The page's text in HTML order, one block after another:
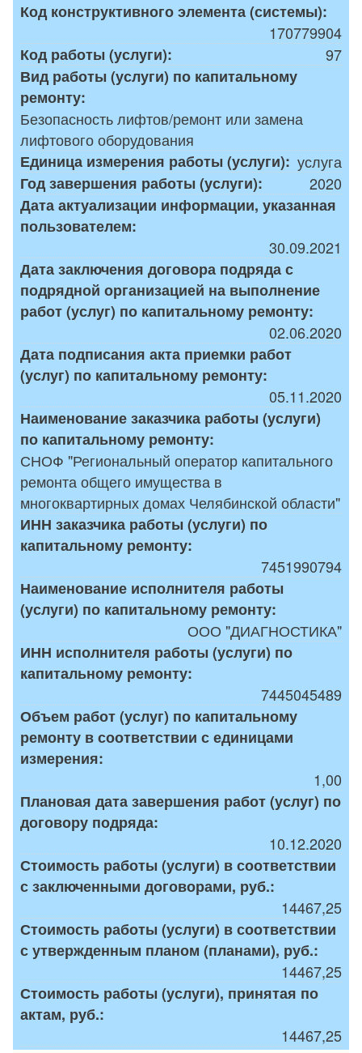
Код конструктивного элемента (системы):
170779904
Код работы (услуги):
97
Вид работы (услуги) по капитальному
ремонту:
Безопасность лифтов/ремонт или замена
лифтового оборудования
Единица измерения работы (услуги): услуга
Год завершения работы (услуги):
2020
Дата актуализации информации, указанная
пользователем:
30.09.2021
Дата заключения договора подряда с
подрядной организацией на выполнение
работ (услуг) по капитальному ремонту:
02.06.2020
Дата подписания акта приемки работ
(услуг) по капитальному ремонту:
05.11.2020
Наименование заказчика работы (услуги)
по капитальному ремонту:
СНОФ "Региональный оператор капитального
ремонта общего имущества в
многоквартирных домах Челябинской области"
ИНН заказчика работы (услуги) по
капитальному ремонту:
7451990794
Наименование исполнителя работы
(услуги) по капитальному ремонту:
ООО "ДИАГНОСТИКА"
ИНН исполнителя работы (услуги) по
капитальному ремонту:
7445045489
Объем работ (услуг) по капитальному
ремонту в соответствии с единицами
измерения:
1,00
Плановая дата завершения работ (услуг) по
договору подряда:
10.12.2020
Стоимость работы (услуги) в соответствии
с заключенными договорами, руб.:
14467,25
Стоимость работы (услуги) в соответствии
с утвержденным планом (планами), руб.:
14467,25
Стоимость работы (услуги), принятая по
актам, руб.:
14467,25